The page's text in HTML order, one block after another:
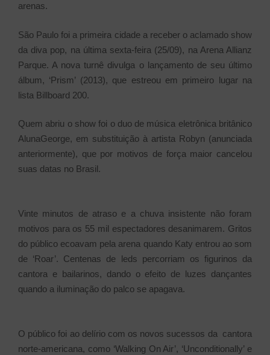
arenas.
São Paulo foi a primeira cidade a receber o aclamado show
da diva pop, na última sexta-feira (25/09), na Arena Allianz
Parque. A nova turnê divulga o lançamento de seu último
álbum, ‘Prism’ (2013), que estreou em primeiro lugar na
lista Billboard 200.
Quem abriu o show foi o duo de música eletrônica britânico
AlunaGeorge, em substituição à artista Robyn (anunciada
anteriormente), que por motivos de força maior cancelou
suas datas no Brasil.
Vinte minutos de atraso e a chuva insistente não foram
motivos para os 55 mil espectadores desanimarem. Gritos
do público ecoavam pela arena quando Katy entrou ao som
de ‘Roar’. Centenas de leds percorriam os figurinos da
cantora e bailarinos, dando o efeito de luzes dançantes
quando a iluminação do palco se apagava.
O público foi ao delírio com os novos sucessos da cantora
norte-americana, como ‘Walking On Air’, ‘Unconditionally’ e